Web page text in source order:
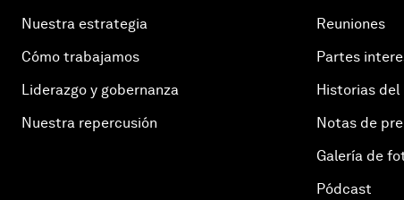
Nuestra estrategia
Cómo trabajamos
Liderazgo y gobernanza
Nuestra repercusión
Reuniones
Partes
Historias del
Notas de
Galería de
Pódcast